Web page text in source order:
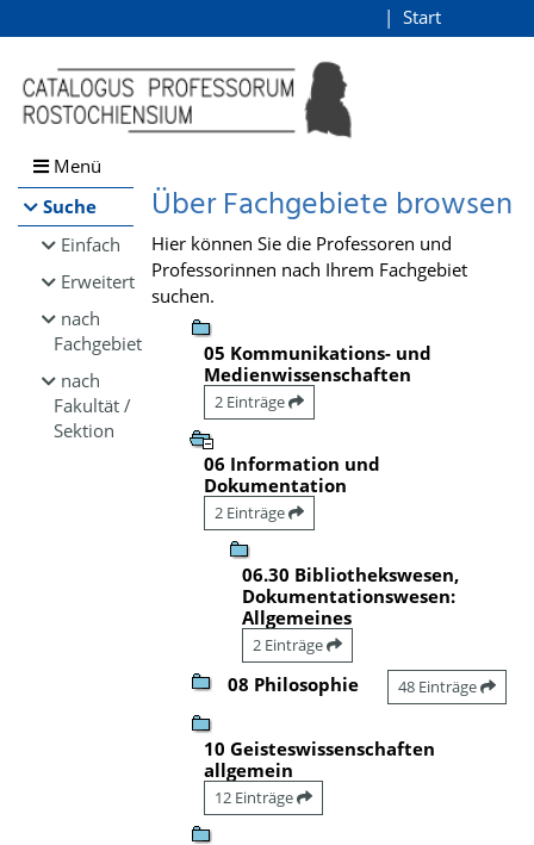
Browsen
direkt zum Inhalt
Start
Menü
Suche
Einfach
Erweitert
nach
Fachgebiet
nach
Fakultät /
Sektion
Über Fachgebiete browsen
Hier können Sie die Professoren und
Professorinnen nach Ihrem Fachgebiet
suchen.
05 Kommunikations- und
Medienwissenschaften
2 Einträge
06 Information und
Dokumentation
2 Einträge
06.30 Bibliothekswesen,
Dokumentationswesen:
Allgemeines
2 Einträge
08 Philosophie 48 Einträge
10 Geisteswissenschaften
allgemein
12 Einträge